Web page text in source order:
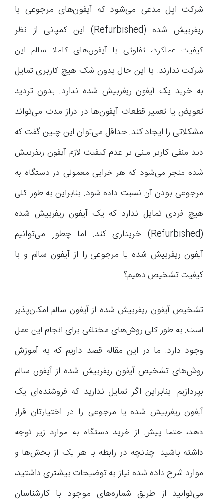
شرکت اپل مدعی می‌شود که آیفون‌های مرجوعی یا
ریفربیش شده (Refurbished) این کمپانی از نظر
کیفیت عملکرد، تفاوتی با آیفون‌های کاملا سالم این
شرکت ندارند. با این حال بدون شک هیچ کاربری تمایل
به خرید یک آیفون ریفربیش شده ندارد. بدون تردید
تعویض یا تعمیر قطعات آیفون‌ها در دراز مدت می‌تواند
مشکلاتی را ایجاد کند. حداقل می‌توان این چنین گفت که
دید منفی کاربر مبنی بر عدم کیفیت لازم آیفون ریفربیش
شده منجر می‌شود که هر خرابی معمولی در دستگاه به
مرجوعی بودن آن نسبت داده شود. بنابراین به طور کلی
هیچ فردی تمایل ندارد که یک آیفون ریفربیش شده
(Refurbished) خریداری کند. اما چطور می‌توانیم
آیفون ریفربیش شده یا مرجوعی را از آیفون سالم و با
کیفیت تشخیص دهیم؟
تشخیص آیفون ریفربیش شده از آیفون سالم امکان‌پذیر
است. به طور کلی روش‌های مختلفی برای انجام این عمل
وجود دارد. ما در این مقاله قصد داریم که به آموزش
روش‌های تشخیص آیفون ریفربیش شده از آیفون سالم
بپردازیم. بنابراین اگر تمایل ندارید که فروشنده‌ای یک
آیفون ریفربیش شده یا مرجوعی را در اختیارتان قرار
دهد، حتما پیش از خرید دستگاه به موارد زیر توجه
داشته باشید. چنانچه در رابطه با هر یک از بخش‌ها و
موارد شرح داده شده نیاز به توضیحات بیشتری داشتید،
می‌توانید از طریق شماره‌های موجود با کارشناسان